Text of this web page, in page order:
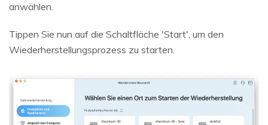
anwählen.
Tippen Sie nun auf die Schaltfläche 'Start', um den
Wiederherstellungsprozess zu starten.